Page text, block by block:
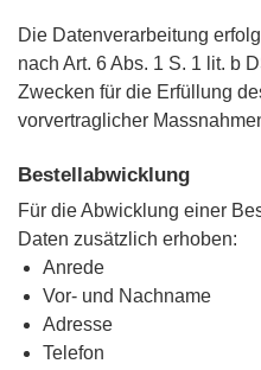
Die Datenverarbeitung
nach Art. 6 Abs. 1 S. 1 lit. b
Zwecken für die Erfüllung
vorvertraglicher
Bestellabwicklung
Für die Abwicklung einer
Daten zusätzlich erhoben:
Anrede
Vor- und Nachname
Adresse
Telefon